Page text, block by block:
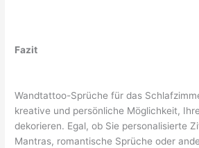
Fazit
Wandtattoo-Sprüche für das
kreative und persönliche Möglichkeit,
dekorieren. Egal, ob Sie personalisierte
Mantras, romantische Sprüche oder